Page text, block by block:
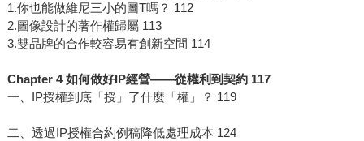
1.你也能做維尼三小的圖T嗎？ 112
2.圖像設計的著作權歸屬 113
3.雙品牌的合作較容易有創新空間 114
Chapter 4 如何做好IP經營——從權利到契約 117
一、IP授權到底「授」了什麼「權」？ 119
二、透過IP授權合約例稿降低處理成本 124